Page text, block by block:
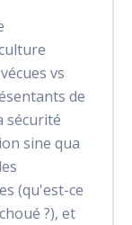
vs
de
sécurité
sine qua
(qu'est-ce
?), et